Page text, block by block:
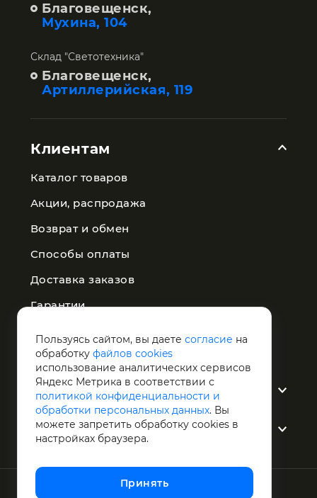
Благовещенск,
Мухина, 104
Склад "Светотехника"
Благовещенск,
Артиллерийская, 119
Клиентам
Каталог товаров
Акции, распродажа
Возврат и обмен
Способы оплаты
Доставка заказов
Гарантии
Политика конфиденциальности
О компании
Услуги
Пользуясь сайтом, вы даете согласие на
обработку файлов cookies
использование аналитических сервисов
Яндекс Метрика в соответствии с
политикой конфиденциальности и
обработки персональных данных. Вы
можете запретить обработку сookies в
настройках браузера.
Принять